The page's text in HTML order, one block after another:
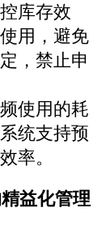
库存效
用，避免
，禁止申
使用的耗
统支持预
率。
益化管理